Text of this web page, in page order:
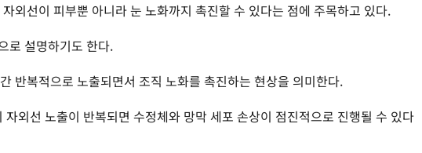
외선이 피부뿐 아니라 눈 노화까지 촉진할 수 있다는 점에 주목하고 있다.
로 설명하기도 한다.
반복적으로 노출되면서 조직 노화를 촉진하는 현상을 의미한다.
자외선 노출이 반복되면 수정체와 망막 세포 손상이 점진적으로 진행될 수 있다